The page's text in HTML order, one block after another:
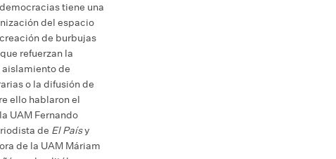
tiene una
del espacio
de burbujas
refuerzan la
de
o la difusión de
ello hablaron el
UAM Fernando
de El Paísy
de la UAM Máriam